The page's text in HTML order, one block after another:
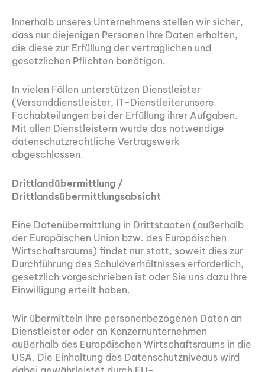
Innerhalb unseres Unternehmens stellen wir sicher,
dass nur diejenigen Personen Ihre Daten erhalten,
die diese zur Erfüllung der vertraglichen und
gesetzlichen Pflichten benötigen.
In vielen Fällen unterstützen Dienstleister
(Versanddienstleister, IT-Dienstleiterunsere
Fachabteilungen bei der Erfüllung ihrer Aufgaben.
Mit allen Dienstleistern wurde das notwendige
datenschutzrechtliche Vertragswerk
abgeschlossen.
Drittlandübermittlung /
Drittlandsübermittlungsabsicht
Eine Datenübermittlung in Drittstaaten (außerhalb
der Europäischen Union bzw. des Europäischen
Wirtschaftsraums) findet nur statt, soweit dies zur
Durchführung des Schuldverhältnisses erforderlich,
gesetzlich vorgeschrieben ist oder Sie uns dazu Ihre
Einwilligung erteilt haben.
Wir übermitteln Ihre personenbezogenen Daten an
Dienstleister oder an Konzernunternehmen
außerhalb des Europäischen Wirtschaftsraums in die
USA. Die Einhaltung des Datenschutzniveaus wird